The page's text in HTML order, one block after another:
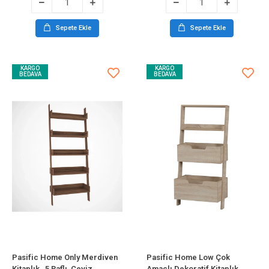
Sepete Ekle Sepete Ekle
KARGO
BEDAVA
Pasific Home Only Merdiven
KARGO
BEDAVA
Pasific Home Low Çok